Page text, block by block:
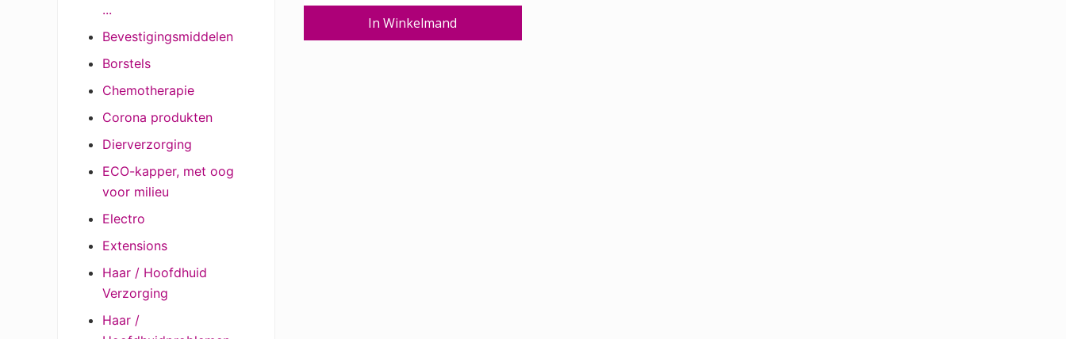
...
Bevestigingsmiddelen
Borstels
Chemotherapie
Corona produkten
Dierverzorging
ECO-kapper, met oog
voor milieu
Electro
Extensions
Haar / Hoofdhuid
Verzorging
Haar /
In Winkelmand